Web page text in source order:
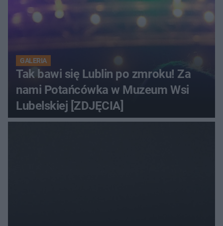
GALERIA
Tak bawi się Lublin po zmroku! Za
nami Potańcówka w Muzeum Wsi
Lubelskiej [ZDJĘCIA]